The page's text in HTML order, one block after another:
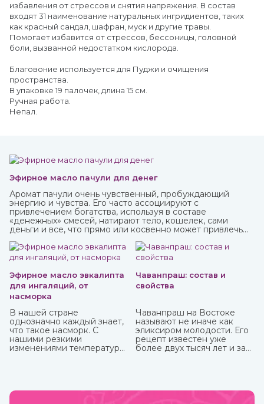
избавления от стрессов и снятия напряжения. В состав
входят 31 наименование натуральных ингридиентов, таких
как красный сандал, шафран, муск и другие травы.
Помогает избавится от стрессов, бессоницы, головной
боли, вызванной недостатком кислорода.
Благовоние используется для Пуджи и очищения
пространства.
В упаковке 19 палочек, длина 15 см.
Ручная работа.
Непал.
Эфирное масло пачули для денег
Аромат пачули очень чувственный, пробуждающий
энергию и чувства. Его часто ассоциируют с
привлечением богатства, используя в составе
«денежных» смесей, натирают тело, кошелек, сами
деньги и все, что прямо или косвенно может привлечь
Эфирное масло эвкалипта
для ингаляций, от
насморка
В нашей стране
однозначно каждый знает,
что такое насморк. С
нашими резкими
изменениями температуры,
выздоравливающие вновь
Чаванпраш: состав и
свойства
Чаванпраш на Востоке
называют не иначе как
эликсиром молодости. Его
рецепт известен уже
более двух тысяч лет и за
органов и систем,